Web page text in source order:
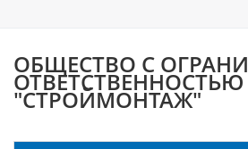
ОБЩЕСТВО С
ОТВЕТСТВЕННОСТЬЮ
"СТРОЙМОНТАЖ"